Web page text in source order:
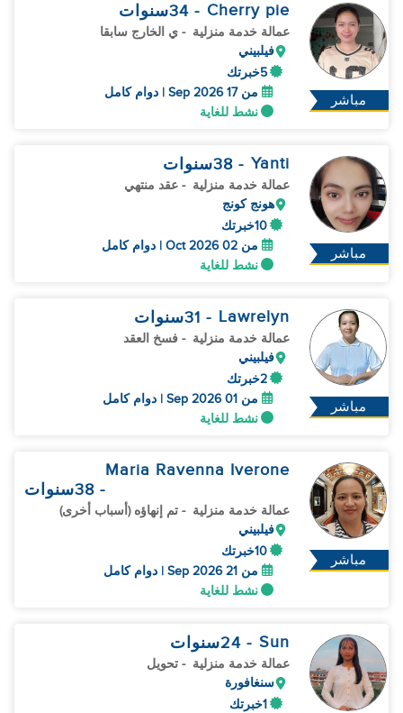
مباشر
Cherry pie
- 34 سنوات
عمالة خدمة منزلية - ي الخارج سابقا
فيلبيني
5خبرتك
من 17 Sep 2026 | دوام كامل
نشط للغاية
مباشر
Yanti
- 38 سنوات
عمالة خدمة منزلية - عقد منتهي
هونج كونج
10خبرتك
من 02 Oct 2026 | دوام كامل
نشط للغاية
مباشر
Lawrelyn
- 31 سنوات
عمالة خدمة منزلية - فسخ العقد
فيلبيني
2خبرتك
من 01 Sep 2026 | دوام كامل
نشط للغاية
مباشر
Maria Ravenna Iverone
- 38
سنوات
عمالة خدمة منزلية - تم إنهاؤه (أسباب أخرى)
فيلبيني
10خبرتك
من 21 Sep 2026 | دوام كامل
نشط للغاية
Sun
- 24 سنوات
عمالة خدمة منزلية - تحويل
سنغافورة
1خبرتك